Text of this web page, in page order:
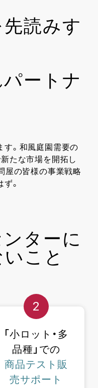
読みす
ートナ
。和風庭園需要の
たな市場を開拓し
屋の皆様の事業戦略
。
ターに
こと
2
「小ロット・多
品種」での
商品テスト販
売サポート